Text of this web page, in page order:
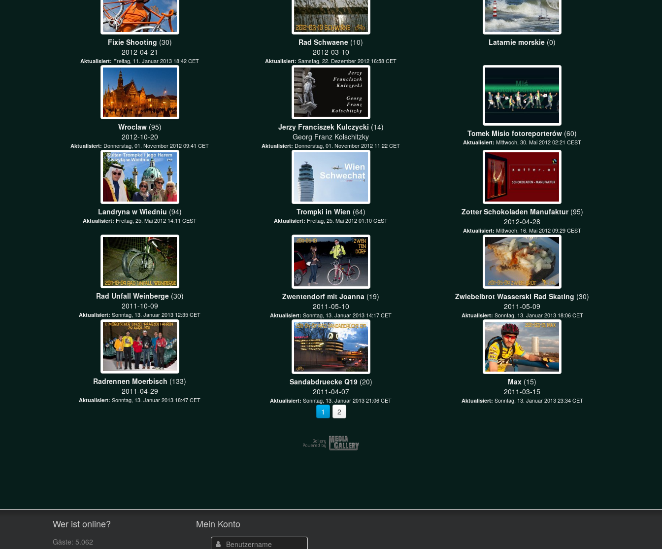
Fixie Shooting (30)
2012-04-21
Aktualisiert: Freitag, 11. Januar 2013 18:42 CET
Rad Schwaene (10)
2012-03-10
Aktualisiert: Samstag, 22. Dezember 2012 16:58 CET
Latarnie morskie (0)
Wroclaw(95)
2012-10-20
Aktualisiert: Donnerstag, 01. November 2012 09:41 CET
Jerzy Franciszek Kulczycki (14)
Georg Franz Kolschitzky
Aktualisiert: Donnerstag, 01. November 2012 11:22 CET
Tomek Misio fotoreporterów (60)
Aktualisiert: Mittwoch, 30. Mai 2012 02:21 CEST
Landryna w Wiedniu (94)
Aktualisiert: Freitag, 25. Mai 2012 14:11 CEST
Trompki in Wien (64)
Aktualisiert: Freitag, 25. Mai 2012 01:10 CEST
Zotter Schokoladen Manufaktur(95)
2012-04-28
Aktualisiert: Mittwoch, 16. Mai 2012 09:29 CEST
Rad Unfall Weinberge(30)
2011-10-09
Aktualisiert: Sonntag, 13. Januar 2013 12:35 CET
Zwentendorf mit Joanna (19)
2011-05-10
Aktualisiert: Sonntag, 13. Januar 2013 14:17 CET
Zwiebelbrot Wasserski Rad Skating (30)
2011-05-09
Aktualisiert: Sonntag, 13. Januar 2013 18:06 CET
Radrennen Moerbisch (133)
2011-04-29
Aktualisiert: Sonntag, 13. Januar 2013 18:47 CET
Sandabdruecke Q19(20)
2011-04-07
Aktualisiert: Sonntag, 13. Januar 2013 21:06 CET
Max (15)
2011-03-15
Aktualisiert: Sonntag, 13. Januar 2013 23:34 CET
1 2
Wer ist online?
Gäste: 5.062
Mein Konto